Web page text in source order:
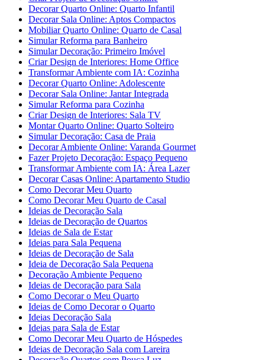
Decorar Quarto Online: Quarto Infantil
Decorar Sala Online: Aptos Compactos
Mobiliar Quarto Online: Quarto de Casal
Simular Reforma para Banheiro
Simular Decoração: Primeiro Imóvel
Criar Design de Interiores: Home Office
Transformar Ambiente com IA: Cozinha
Decorar Quarto Online: Adolescente
Decorar Sala Online: Jantar Integrada
Simular Reforma para Cozinha
Criar Design de Interiores: Sala TV
Montar Quarto Online: Quarto Solteiro
Simular Decoração: Casa de Praia
Decorar Ambiente Online: Varanda Gourmet
Fazer Projeto Decoração: Espaço Pequeno
Transformar Ambiente com IA: Área Lazer
Decorar Casas Online: Apartamento Studio
Como Decorar Meu Quarto
Como Decorar Meu Quarto de Casal
Ideias de Decoração Sala
Ideias de Decoração de Quartos
Ideias de Sala de Estar
Ideias para Sala Pequena
Ideias de Decoração de Sala
Ideia de Decoração Sala Pequena
Decoração Ambiente Pequeno
Ideias de Decoração para Sala
Como Decorar o Meu Quarto
Ideias de Como Decorar o Quarto
Ideias Decoração Sala
Ideias para Sala de Estar
Como Decorar Meu Quarto de Hóspedes
Ideias de Decoração Sala com Lareira